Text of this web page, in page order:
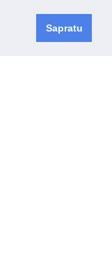
Sapratu